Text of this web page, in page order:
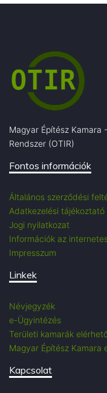
Magyar Építész Kamara
Rendszer (OTIR)
Fontos információk
Általános szerződési
Adatkezelési tájékoztató
Jogi nyilatkozat
Információk az
Impresszum
Linkek
Névjegyzék
e-Ügyintézés
Területi kamarák
Magyar Építész Kamara
Kapcsolat